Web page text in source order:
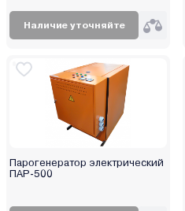
Наличие уточняйте
Парогенератор электрический
ПАР-500